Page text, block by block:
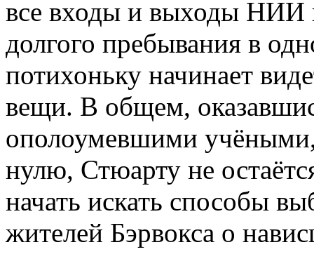
все входы и выходы НИИ
долгого пребывания в
потихоньку начинает
вещи. В общем,
ополоумевшими
нулю, Стюарту не
начать искать способы
жителей Бэрвокса о